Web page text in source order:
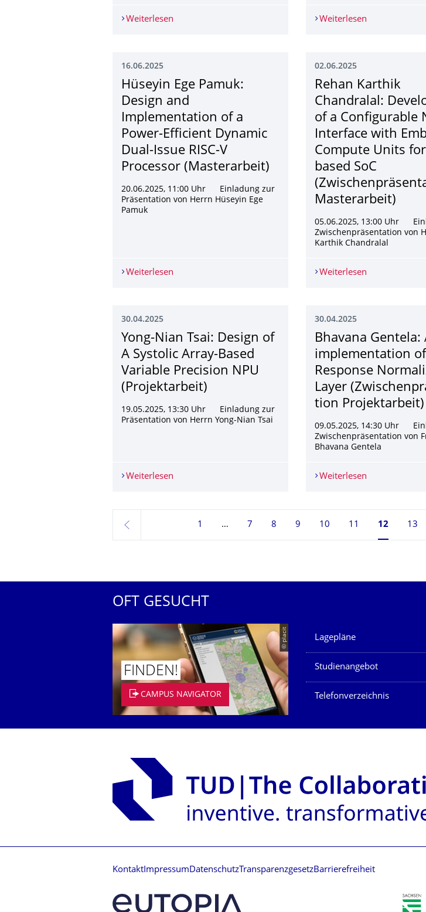
Weiterlesen Lingyi Meng: Automated Framework for Verification of
Weiterlesen Zhilu Wen:
16.06.2025
Hüseyin Ege Pamuk:
Design and
Implementation of a
Power-Efficient Dynamic
Dual-Issue RISC-V
Processor (Masterarbeit)
20.06.2025, 11:00 Uhr Einladung zur
Präsentation von Herrn Hüseyin Ege
Pamuk
Weiterlesen Hüseyin Ege Pamuk: Design and Implementation of a Power-
02.06.2025
Rehan Karthik
Chandralal:
of a Configurable
Interface with
Compute Units
based SoC
Masterarbeit)
05.06.2025, 13:00 Uhr
Zwischenpräsentation von
Karthik Chandralal
Weiterlesen Rehan
30.04.2025
Yong-Nian Tsai: Design of
A Systolic Array-Based
Variable Precision NPU
(Projektarbeit)
19.05.2025, 13:30 Uhr Einladung zur
Präsentation von Herrn Yong-Nian Tsai
Weiterlesen Yong-Nian Tsai: Design of A Systolic Array-Based Variable
30.04.2025
Bhavana Gentela:
implementation of
Response
Layer
tion Projektarbeit)
09.05.2025, 14:30 Uhr
Zwischenpräsentation von
Bhavana Gentela
Weiterlesen Bhavana
zurück
1 7 8 9 10 11 Seite 12,
12 13
OFT GESUCHT
© placit
FINDEN!
CAMPUS NAVIGATOR
Unsere Dienste
Lagepläne
Studienangebot
Telefonverzeichnis
KontaktImpressumDatenschutz TransparenzgesetzBarrierefreiheit